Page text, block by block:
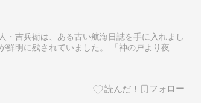
・吉兵衛は、ある古い航海日誌を手に入れまし
明に残されていました。 「神の戸より夜空